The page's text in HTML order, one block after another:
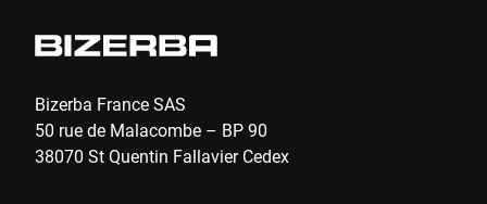
Bizerba France SAS
50 rue de Malacombe – BP 90
38070 St Quentin Fallavier Cedex